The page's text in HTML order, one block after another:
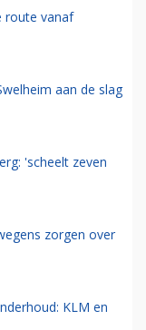
route vanaf
aan de slag
'scheelt zeven
zorgen over
KLM en